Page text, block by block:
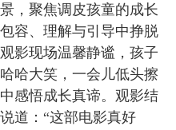
，聚焦调皮孩童的成长
容、理解与引导中挣脱
影现场温馨静谧，孩子
哈大笑，一会儿低头擦
感悟成长真谛。观影结
道：“这部电影真好